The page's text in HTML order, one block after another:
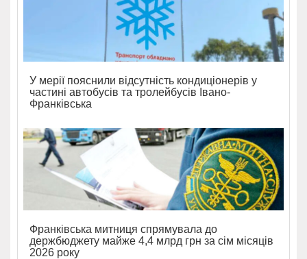
У мерії пояснили відсутність кондиціонерів у
частині автобусів та тролейбусів Івано-
Франківська
Франківська митниця спрямувала до
держбюджету майже 4,4 млрд грн за сім місяців
2026 року